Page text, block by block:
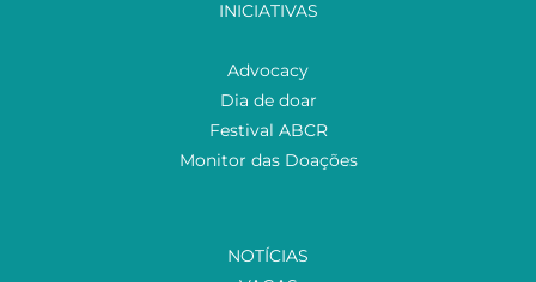
INICIATIVAS
Advocacy
Dia de doar
Festival ABCR
Monitor das Doações
NOTÍCIAS